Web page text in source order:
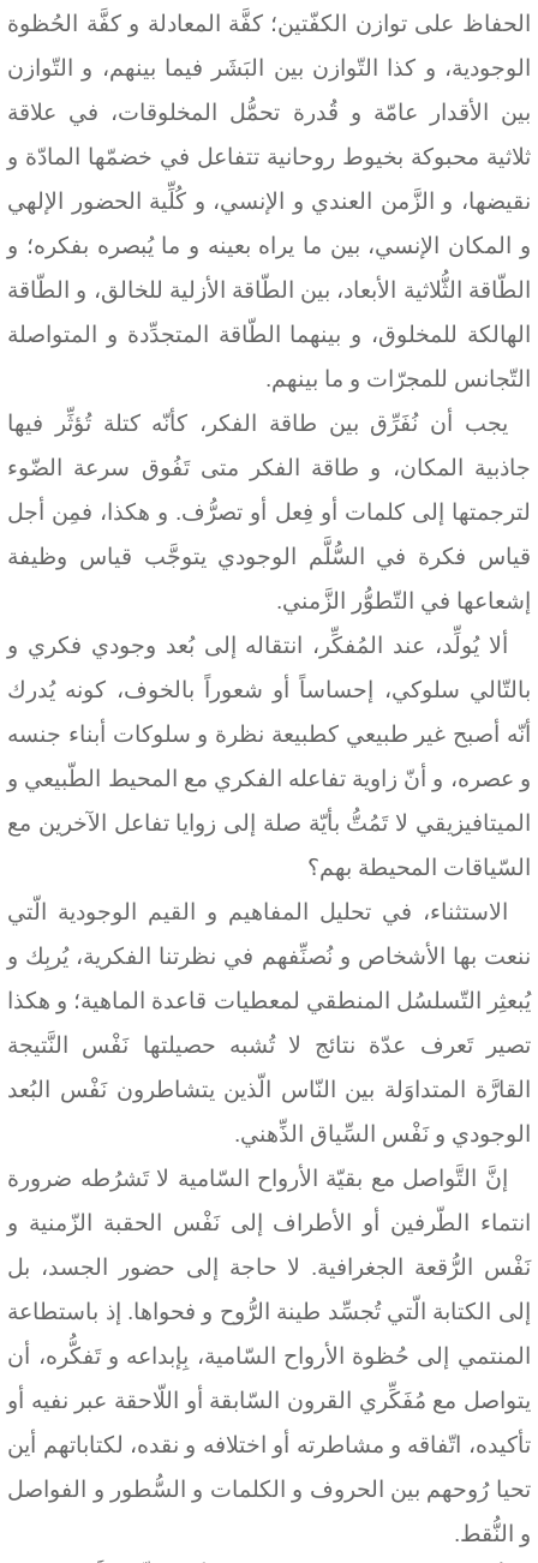
الحفاظ على توازن الكفّتين؛ كفَّة المعادلة و كفَّة الحُظوة
الوجودية، و كذا التّوازن بين البَشَر فيما بينهم، و التّوازن
بين الأقدار عامّة و قُدرة تحمُّل المخلوقات، في علاقة
ثلاثية محبوكة بخيوط روحانية تتفاعل في خضمّها المادّة و
نقيضها، و الزَّمن العندي و الإنسي، و كُلِّية الحضور الإلهي
و المكان الإنسي، بين ما يراه بعينه و ما يُبصره بفكره؛ و
الطّاقة الثُّلاثية الأبعاد، بين الطّاقة الأزلية للخالق، و الطّاقة
الهالكة للمخلوق، و بينهما الطّاقة المتجدِّدة و المتواصلة
التّجانس للمجرّات و ما بينهم.
يجب أن نُفَرِّق بين طاقة الفكر، كأنّه كتلة تُؤثِّر فيها
جاذبية المكان، و طاقة الفكر متى تَفُوق سرعة الضّوء
لترجمتها إلى كلمات أو فِعل أو تصرُّف. و هكذا، فمِن أجل
قياس فكرة في السُّلَّم الوجودي يتوجَّب قياس وظيفة
إشعاعها في التّطوُّر الزَّمني.
ألا يُولِّد، عند المُفكِّر، انتقاله إلى بُعد وجودي فكري و
بالتّالي سلوكي، إحساساً أو شعوراً بالخوف، كونه يُدرك
أنّه أصبح غير طبيعي كطبيعة نظرة و سلوكات أبناء جنسه
و عصره، و أنّ زاوية تفاعله الفكري مع المحيط الطّبيعي و
الميتافيزيقي لا تَمُتُّ بأيّة صلة إلى زوايا تفاعل الآخرين مع
السّياقات المحيطة بهم؟
الاستثناء، في تحليل المفاهيم و القيم الوجودية الّتي
ننعت بها الأشخاص و نُصنِّفهم في نظرتنا الفكرية، يُربِك و
يُبعثِر التّسلسُل المنطقي لمعطيات قاعدة الماهية؛ و هكذا
تصير تَعرف عدّة نتائج لا تُشبه حصيلتها نَفْس النَّتيجة
القارَّة المتداوَلة بين النّاس الّذين يتشاطرون نَفْس البُعد
الوجودي و نَفْس السِّياق الذِّهني.
إنَّ التَّواصل مع بقيّة الأرواح السّامية لا تَشرُطه ضرورة
انتماء الطّرفين أو الأطراف إلى نَفْس الحقبة الزّمنية و
نَفْس الرُّقعة الجغرافية. لا حاجة إلى حضور الجسد، بل
إلى الكتابة الّتي تُجسِّد طينة الرُّوح و فحواها. إذ باستطاعة
المنتمي إلى حُظوة الأرواح السّامية، بِإبداعه و تَفكُّره، أن
يتواصل مع مُفَكِّري القرون السّابقة أو اللّاحقة عبر نفيه أو
تأكيده، اتّفاقه و مشاطرته أو اختلافه و نقده، لكتاباتهم أين
تحيا رُوحهم بين الحروف و الكلمات و السُّطور و الفواصل
و النُّقط.